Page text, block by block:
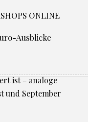
ONLINE
Ausblicke
ist – analoge
und September